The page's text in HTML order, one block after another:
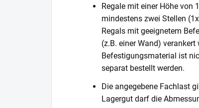
Regale mit einer Höhe von
mindestens zwei Stellen
Regals mit geeignetem
(z.B. einer Wand)
Befestigungsmaterial ist
separat bestellt werden.
Die angegebene Fachlast
Lagergut darf die